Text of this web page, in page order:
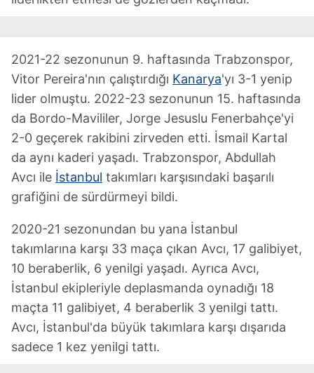
2021-22 sezonunun 9. haftasında Trabzonspor,
Vitor Pereira'nın çalıştırdığı Kanarya'yı 3-1 yenip
lider olmuştu. 2022-23 sezonunun 15. haftasında
da Bordo-Mavililer, Jorge Jesuslu Fenerbahçe'yi
2-0 geçerek rakibini zirveden etti. İsmail Kartal
da aynı kaderi yaşadı. Trabzonspor, Abdullah
Avcı ile İstanbul takımları karşısındaki başarılı
grafiğini de sürdürmeyi bildi.
2020-21 sezonundan bu yana İstanbul
takımlarına karşı 33 maça çıkan Avcı, 17 galibiyet,
10 beraberlik, 6 yenilgi yaşadı. Ayrıca Avcı,
İstanbul ekipleriyle deplasmanda oynadığı 18
maçta 11 galibiyet, 4 beraberlik 3 yenilgi tattı.
Avcı, İstanbul'da büyük takımlara karşı dışarıda
sadece 1 kez yenilgi tattı.